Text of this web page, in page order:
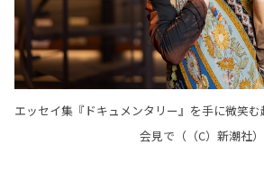
エッセイ集『ドキュメンタリー』を手に微笑
会見で（（C）新潮社）